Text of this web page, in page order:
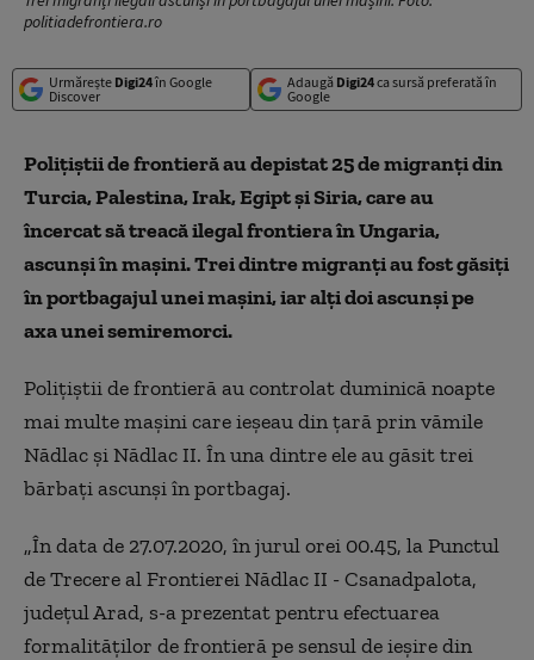
politiadefrontiera.ro
Urmărește Digi24în Google
Discover
Adaugă Digi24ca sursă preferată în
Google
Poliţiştii de frontieră au depistat 25 de migranți din
Turcia, Palestina, Irak, Egipt şi Siria, care au
încercat să treacă ilegal frontiera în Ungaria,
ascunși în mașini. Trei dintre migranți au fost găsiți
în portbagajul unei mașini, iar alți doi ascunși pe
axa unei semiremorci.
Polițiștii de frontieră au controlat duminică noapte
mai multe mașini care ieșeau din țară prin vămile
Nădlac și Nădlac II. În una dintre ele au găsit trei
bărbați ascunși în portbagaj.
„În data de 27.07.2020, în jurul orei 00.45, la Punctul
de Trecere al Frontierei Nădlac II - Csanadpalota,
judeţul Arad, s-a prezentat pentru efectuarea
formalităţilor de frontieră pe sensul de ieşire din